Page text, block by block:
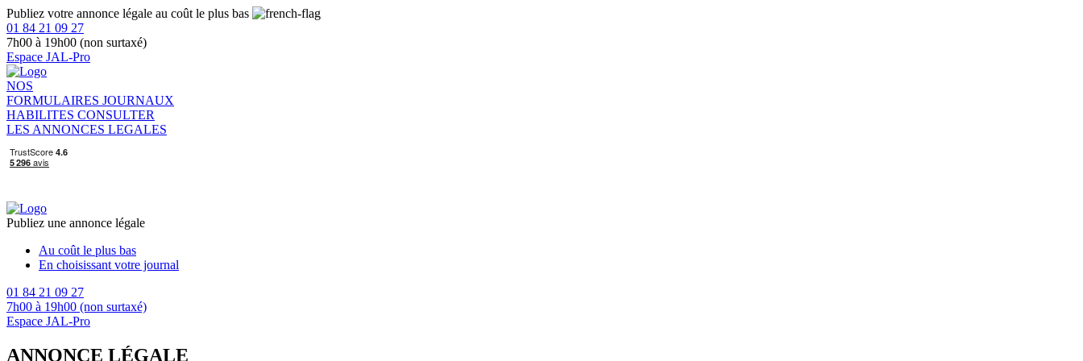
Publiez votre annonce légale au coût le plus bas
01 84 21 09 27
7h00 à 19h00 (non surtaxé)
Espace JAL-Pro
NOS
FORMULAIRES JOURNAUX
HABILITES CONSULTER
LES ANNONCES LEGALES
Publiez une annonce légale
Au coût le plus bas
En choisissant votre journal
01 84 21 09 27
7h00 à 19h00 (non surtaxé)
Espace JAL-Pro
ANNONCE LÉGALE